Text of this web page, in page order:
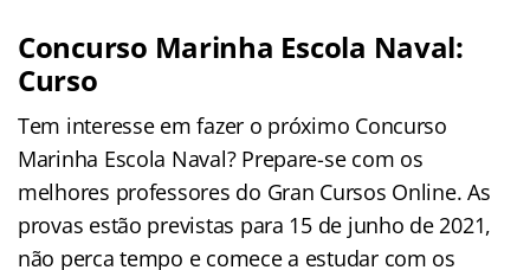
Concurso Marinha Escola Naval:
Curso
Tem interesse em fazer o próximo Concurso
Marinha Escola Naval? Prepare-se com os
melhores professores do Gran Cursos Online. As
provas estão previstas para 15 de junho de 2021,
não perca tempo e comece a estudar com os